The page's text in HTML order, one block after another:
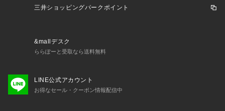
三井ショッピングパークポイント
&mallデスク
ららぽーと受取なら送料無料
LINE公式アカウント
お得なセール・クーポン情報配信中